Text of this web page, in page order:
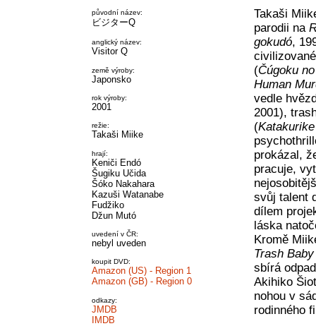
původní název:
ビジターQ
anglický název:
Visitor Q
země výroby:
Japonsko
rok výroby:
2001
režie:
Takaši Miike
hrají:
Keniči Endó
Šugiku Učida
Šóko Nakahara
Kazuši Watanabe
Fudžiko
Džun Mutó
uvedení v ČR:
nebyl uveden
koupit DVD:
Amazon (US) - Region 1
Amazon (GB) - Region 0
odkazy:
JMDB
IMDB
Takaši
parodii na
gokudó,
(Čúgoku
Human
vedle
2001),
(
prokázal,
pracuje,
svůj talent
dílem
láska
Kromě
Trash Baby
sbírá
Akihiko
nohou v
rodinného